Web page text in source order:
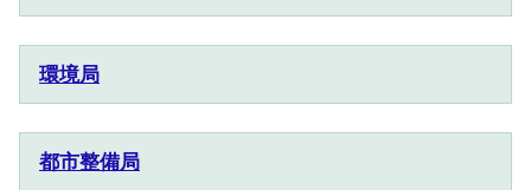
環境局
都市整備局